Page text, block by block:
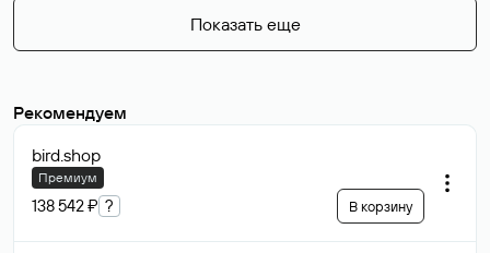
Показать еще
Рекомендуем
bird.shop
Премиум
138 542 ₽ ? В корзину